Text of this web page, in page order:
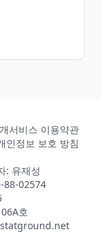
서비스 이용약관
인정보 보호 방침
: 유재성
88-02574
호